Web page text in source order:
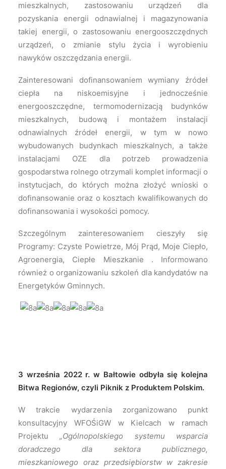
mieszkalnych, zastosowaniu urządzeń dla
pozyskania energii odnawialnej i magazynowania
takiej energii, o zastosowaniu energooszczędnych
urządzeń, o zmianie stylu życia i wyrobieniu
nawyków oszczędzania energii.
Zainteresowani dofinansowaniem wymiany źródeł
ciepła na niskoemisyjne i jednocześnie
energooszczędne, termomodernizacją budynków
mieszkalnych, budową i montażem instalacji
odnawialnych źródeł energii, w tym w nowo
wybudowanych budynkach mieszkalnych, a także
instalacjami OZE dla potrzeb prowadzenia
gospodarstwa rolnego otrzymali komplet informacji o
instytucjach, do których można złożyć wnioski o
dofinansowanie oraz o kosztach kwalifikowanych do
dofinansowania i wysokości pomocy.
Szczególnym zainteresowaniem cieszyły się
Programy: Czyste Powietrze, Mój Prąd, Moje Ciepło,
Agroenergia, Ciepłe Mieszkanie . Informowano
również o organizowaniu szkoleń dla kandydatów na
Energetyków Gminnych.
3 września 2022 r. w Bałtowie odbyła się kolejna
Bitwa Regionów, czyli Piknik z Produktem Polskim.
W trakcie wydarzenia zorganizowano punkt
konsultacyjny WFOŚiGW w Kielcach w ramach
Projektu„Ogólnopolskiego systemu wsparcia
doradczego dla sektora publicznego,
mieszkaniowego oraz przedsiębiorstw w zakresie